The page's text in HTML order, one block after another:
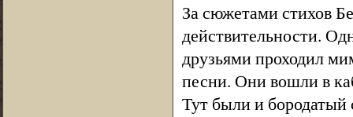
За сюжетами стихов
действительности.
друзьями проходил
песни. Они вошли в
Тут были и